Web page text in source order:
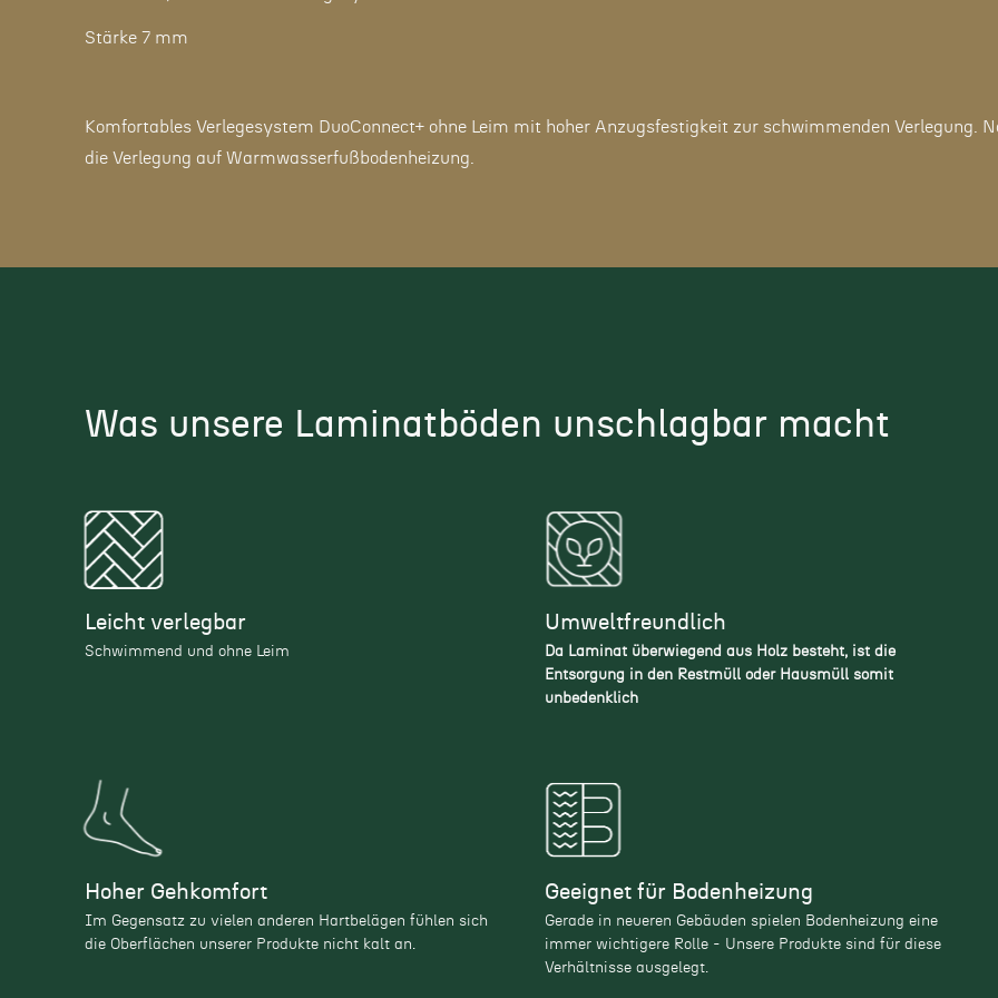
Stärke 7 mm
Komfortables Verlegesystem DuoConnect+ ohne Leim mit hoher Anzugsfestigkeit zur schwimmenden Verlegung.
die Verlegung auf Warmwasserfußbodenheizung.
Was unsere Laminatböden unschlagbar macht
Leicht verlegbar
Schwimmend und ohne Leim
Umweltfreundlich
Da Laminat überwiegend aus Holz besteht, ist die
Entsorgung in den Restmüll oder Hausmüll somit
unbedenklich
Hoher Gehkomfort
Im Gegensatz zu vielen anderen Hartbelägen fühlen sich
die Oberflächen unserer Produkte nicht kalt an.
Geeignet für Bodenheizung
Gerade in neueren Gebäuden spielen Bodenheizung eine
immer wichtigere Rolle - Unsere Produkte sind für diese
Verhältnisse ausgelegt.